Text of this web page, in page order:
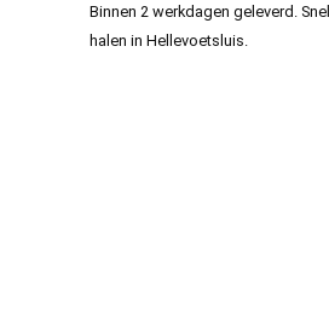
Binnen 2 werkdagen geleverd.
halen in Hellevoetsluis.